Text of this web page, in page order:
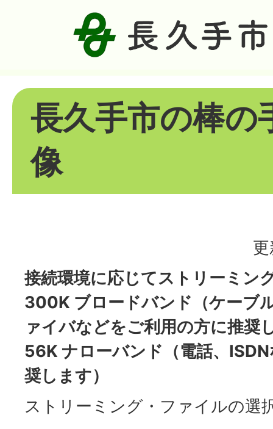
長久手市の棒の
像
接続環境に応じてストリーミン
300K ブロードバンド（ケーブ
ァイバなどをご利用の方に推奨
56K ナローバンド（電話、
奨します）
ストリーミング・ファイルの選